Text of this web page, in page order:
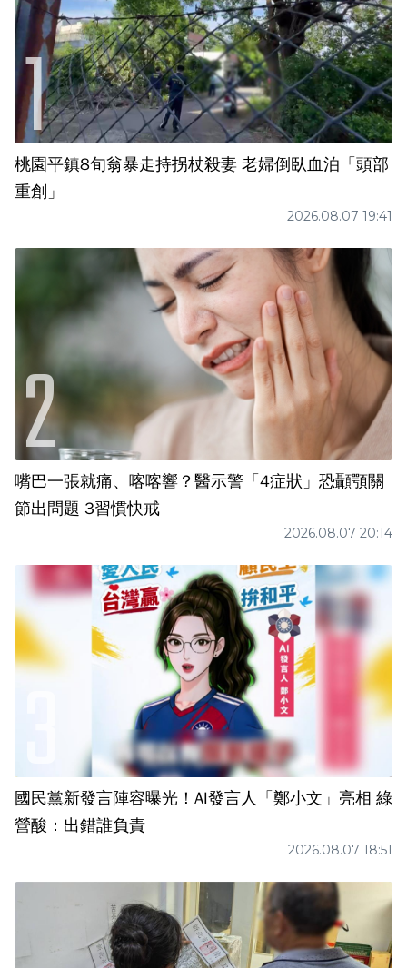
桃園平鎮8旬翁暴走持拐杖殺妻 老婦倒臥血泊「頭部
重創」
2026.08.07 19:41
嘴巴一張就痛、喀喀響？醫示警「4症狀」恐顳顎關
節出問題 3習慣快戒
2026.08.07 20:14
國民黨新發言陣容曝光！AI發言人「鄭小文」亮相 綠
營酸：出錯誰負責
2026.08.07 18:51